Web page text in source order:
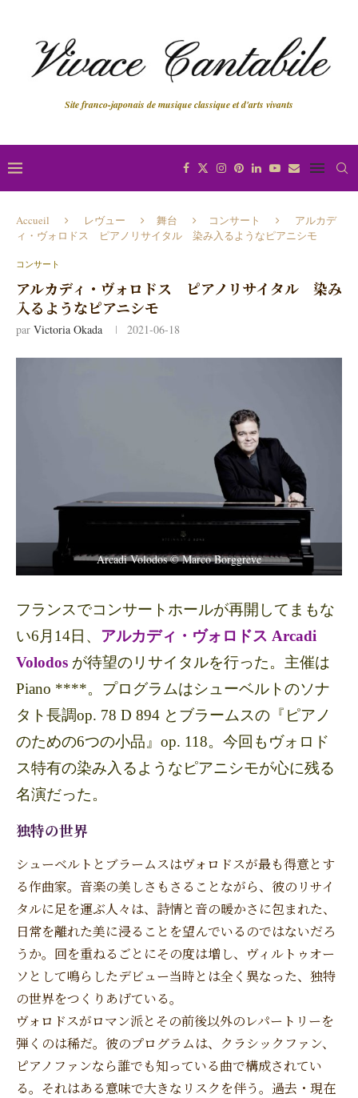
Site franco-japonais de musique classique et d'arts vivants
Accueil レヴュー 舞台 コンサート
アルカデ
ィ・ヴォロドス ピアノリサイタル 染み入るようなピアニシモ
コンサート
アルカディ・ヴォロドス ピアノリサイタル 染み
入るようなピアニシモ
par Victoria Okada 2021-06-18
Arcadi Volodos © Marco Borggreve
フランスでコンサートホールが再開してまもな
い6月14日、 アルカディ・ヴォロドス Arcadi
Volodos が待望のリサイタルを行った。主催は
Piano ****。プログラムはシューベルトのソナ
タト長調op. 78 D 894 とブラームスの『ピアノ
のための6つの小品』op. 118。今回もヴォロド
ス特有の染み入るようなピアニシモが心に残る
名演だった。
独特の世界
シューベルトとブラームスはヴォロドスが最も得意とす
る作曲家。音楽の美しさもさることながら、彼のリサイ
タルに足を運ぶ人々は、詩情と音の暖かさに包まれた、
日常を離れた美に浸ることを望んでいるのではないだろ
うか。回を重ねるごとにその度は増し、ヴィルトゥオー
ソとして鳴らしたデビュー当時とは全く異なった、独特
の世界をつくりあげている。
ヴォロドスがロマン派とその前後以外のレパートリーを
弾くのは稀だ。彼のプログラムは、クラシックファン、
ピアノファンなら誰でも知っている曲で構成されてい
る。それはある意味で大きなリスクを伴う。過去・現在